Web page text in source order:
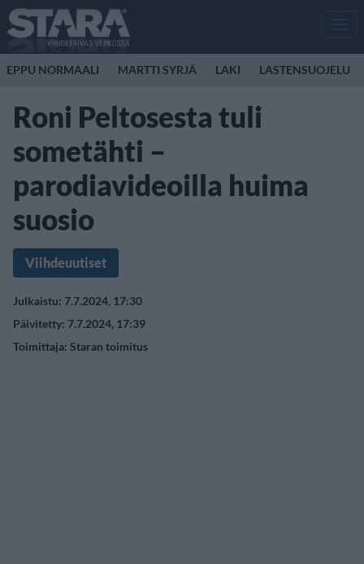
EPPU NORMAALI MARTTI SYRJÄ LAKI LASTENSUOJELU
Roni Peltosesta tuli
sometähti –
parodiavideoilla huima
suosio
Viihdeuutiset
Julkaistu: 7.7.2024, 17:30
Päivitetty: 7.7.2024, 17:39
Toimittaja: Staran toimitus